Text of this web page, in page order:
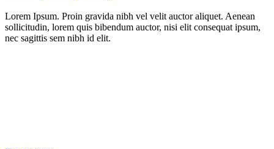
Lorem Ipsum. Proin gravida nibh vel velit auctor aliquet. Aenean
sollicitudin, lorem quis bibendum auctor, nisi elit consequat ipsum,
nec sagittis sem nibh id elit.